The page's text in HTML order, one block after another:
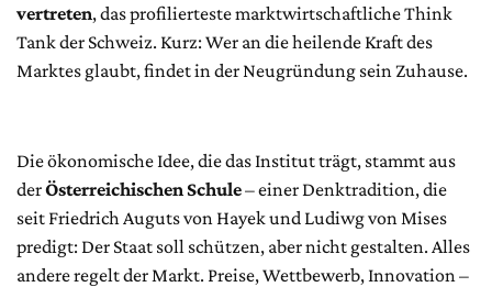
vertreten, das profilierteste marktwirtschaftliche Think
Tank der Schweiz. Kurz: Wer an die heilende Kraft des
Marktes glaubt, findet in der Neugründung sein Zuhause.
Die ökonomische Idee, die das Institut trägt, stammt aus
derÖsterreichischen Schule– einer Denktradition, die
seit Friedrich Auguts von Hayek und Ludiwg von Mises
predigt: Der Staat soll schützen, aber nicht gestalten. Alles
andere regelt der Markt. Preise, Wettbewerb, Innovation –